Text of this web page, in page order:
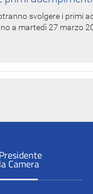
svolgere i primi
a martedì 27 marzo
Camera